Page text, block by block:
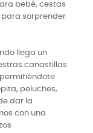
bebé, cestas
para sorprender
llega un
canastillas
peluches,
dar la
con una